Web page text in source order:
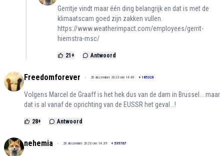
Gerritje vindt maar één ding belangrijk en dat is met de
klimaatscam goed zijn zakken vullen.
https://www.weatherimpact.com/employees/gerrit-
hiemstra-msc/
21 + Antwoord
Freedomforever 26 december 2023 om 14:46 + 185326
Volgens Marcel de Graaff is het hek dus van de dam in Brussel....maar
dat is al vanaf de oprichting van de EUSSR het geval...!
28+ Antwoord
nehemia 26 december 2023 om 14:39 + 535767